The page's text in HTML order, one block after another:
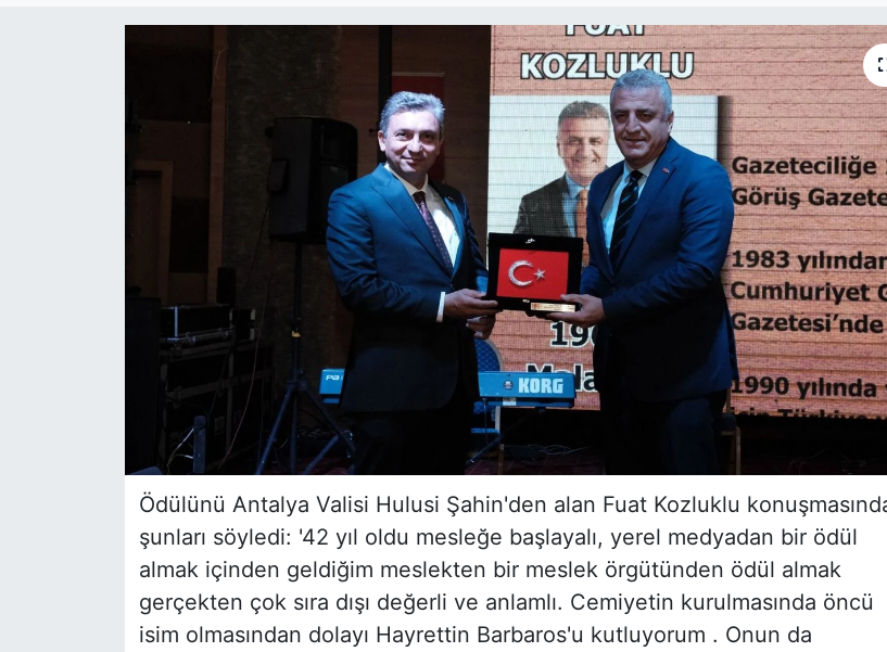
Ödülünü Antalya Valisi Hulusi Şahin'den alan Fuat Kozluklu
şunları söyledi: '42 yıl oldu mesleğe başlayalı, yerel medyadan bir ödül
almak içinden geldiğim meslekten bir meslek örgütünden ödül almak
gerçekten çok sıra dışı değerli ve anlamlı. Cemiyetin kurulmasında öncü
isim olmasından dolayı Hayrettin Barbaros'u kutluyorum . Onun da